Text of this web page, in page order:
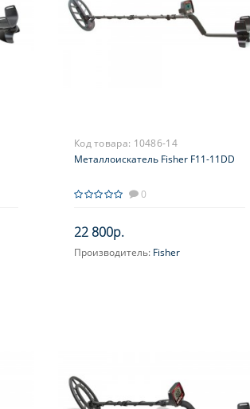
Код товара: 10486-14
Металлоискатель Fisher F11-11DD
0
22 800р.
Производитель: Fisher